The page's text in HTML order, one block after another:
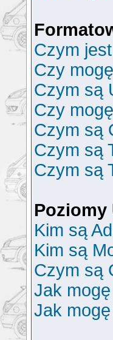
Czym
Czy
Czym są
Czy
Czym są
Czym są
Czym są
Kim są
Kim są
Czym są
Jak
Jak